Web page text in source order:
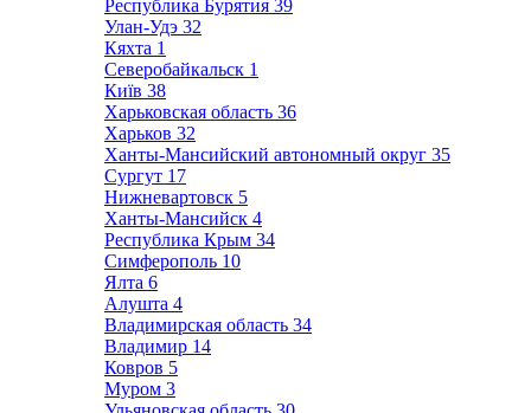
Республика Бурятия 39
Улан-Удэ 32
Кяхта 1
Северобайкальск 1
Київ 38
Харьковская область 36
Харьков 32
Ханты-Мансийский автономный округ 35
Сургут 17
Нижневартовск 5
Ханты-Мансийск 4
Республика Крым 34
Симферополь 10
Ялта 6
Алушта 4
Владимирская область 34
Владимир 14
Ковров 5
Муром 3